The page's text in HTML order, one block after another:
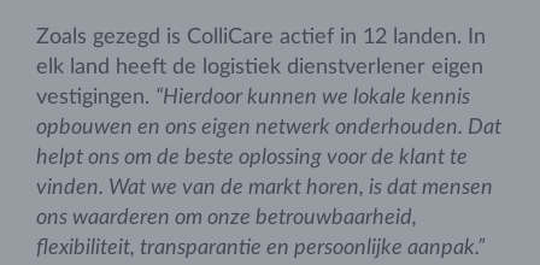
Zoals gezegd is ColliCare actief in 12 landen. In
elk land heeft de logistiek dienstverlener eigen
vestigingen. “Hierdoor kunnen we lokale kennis
opbouwen en ons eigen netwerk onderhouden. Dat
helpt ons om de beste oplossing voor de klant te
vinden. Wat we van de markt horen, is dat mensen
ons waarderen om onze betrouwbaarheid,
flexibiliteit, transparantie en persoonlijke aanpak.”